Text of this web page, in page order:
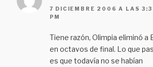
7 DICIEMBRE 2006 A LAS
PM
Tiene razón, Olimpia eliminó a
en octavos de final. Lo que
es que todavía no se habían